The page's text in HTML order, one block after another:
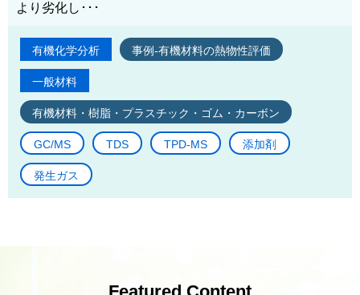
より劣化し･･･
有機化学分析 事例-有機材料の熱物性評価
一般材料
有機材料・樹脂・プラスチック・ゴム・カーボン
GC/MS TDS TPD-MS 添加剤
発生ガス